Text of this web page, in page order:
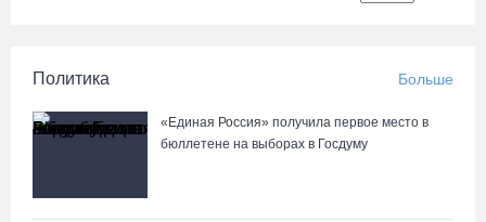
Политика Больше
«Единая Россия» получила первое место в
бюллетене на выборах в Госдуму